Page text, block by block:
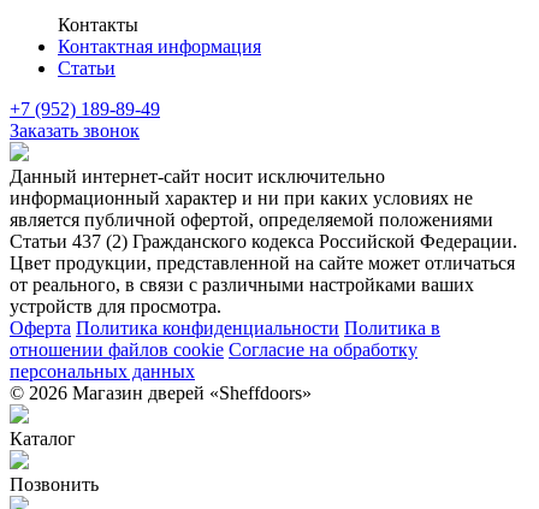
Контакты
Контактная информация
Статьи
+7 (952) 189-89-49
Заказать звонок
Данный интернет-сайт носит исключительно
информационный характер и ни при каких условиях не
является публичной офертой, определяемой положениями
Статьи 437 (2) Гражданского кодекса Российской Федерации.
Цвет продукции, представленной на сайте может отличаться
от реального, в связи с различными настройками ваших
устройств для просмотра.
Оферта Политика конфиденциальности Политика в
отношении файлов cookie Согласие на обработку
персональных данных
© 2026 Магазин дверей «Sheffdoors»
Каталог
Позвонить